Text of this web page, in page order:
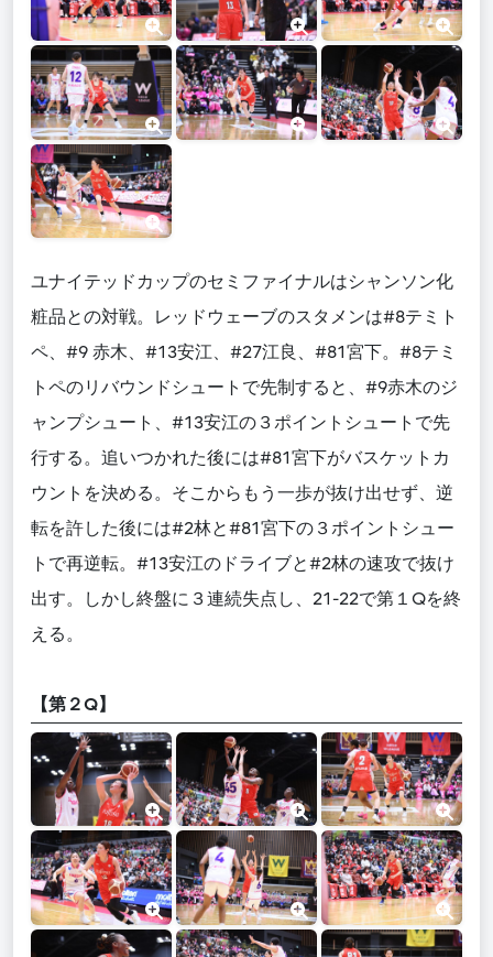
ユナイテッドカップのセミファイナルはシャンソン化
粧品との対戦。レッドウェーブのスタメンは#8テミト
ペ、#9 赤木、#13安江、#27江良、#81宮下。#8テミ
トペのリバウンドシュートで先制すると、#9赤木のジ
ャンプシュート、#13安江の３ポイントシュートで先
行する。追いつかれた後には#81宮下がバスケットカ
ウントを決める。そこからもう一歩が抜け出せず、逆
転を許した後には#2林と#81宮下の３ポイントシュー
トで再逆転。#13安江のドライブと#2林の速攻で抜け
出す。しかし終盤に３連続失点し、21-22で第１Qを終
える。
【第２Q】